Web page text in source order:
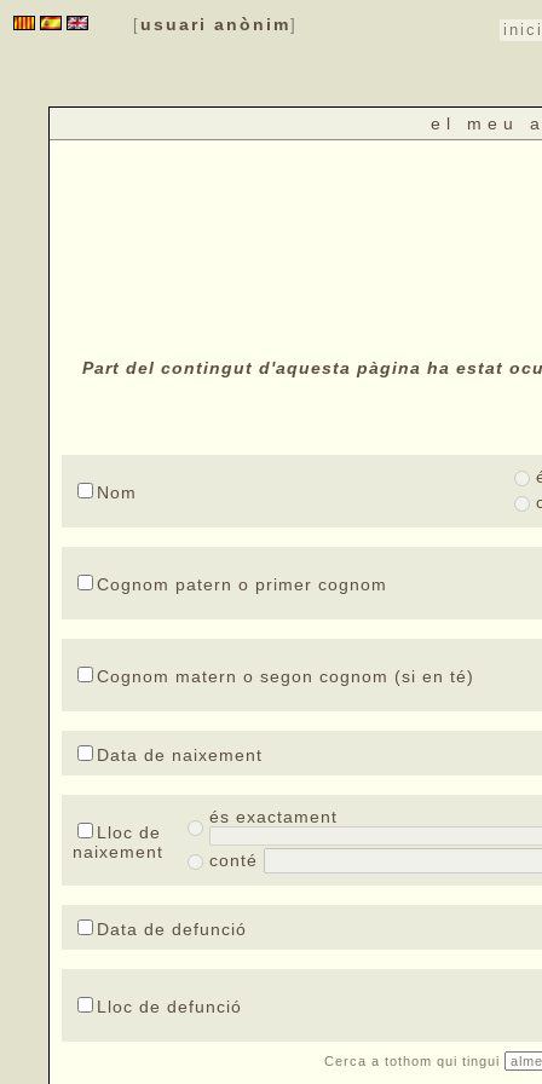
[ usuari anònim] inici
el meu
Part del contingut d'aquesta pàgina ha estat
Nom
Cognom patern o primer cognom
Cognom matern o segon cognom (si en té)
Data de naixement
Lloc de
naixement
és exactament
conté
Data de defunció
Lloc de defunció
Cerca a tothom qui tingui